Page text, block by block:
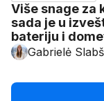
Više snage za
sada je u
bateriju i
Gabrielė